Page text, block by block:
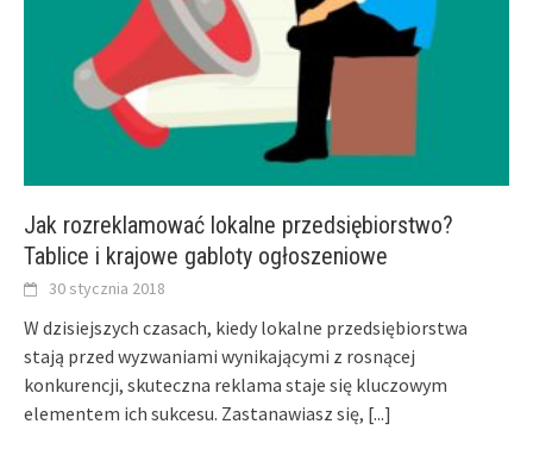
Jak rozreklamować lokalne przedsiębiorstwo?
Tablice i krajowe gabloty ogłoszeniowe
30 stycznia 2018
W dzisiejszych czasach, kiedy lokalne przedsiębiorstwa
stają przed wyzwaniami wynikającymi z rosnącej
konkurencji, skuteczna reklama staje się kluczowym
elementem ich sukcesu. Zastanawiasz się, [...]